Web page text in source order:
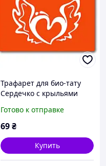
Трафарет для био-тату
Сердечко с крыльями
15х20 см
Готово к отправке
69₴
Купить